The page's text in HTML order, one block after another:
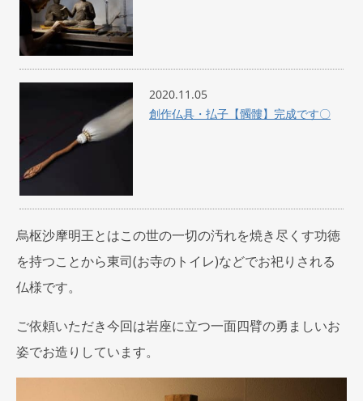
2020.11.05
創作仏具・払子【髑髏】完成です〇
烏枢沙摩明王とはこの世の一切の汚れを焼き尽くす功徳
を持つことから東司(お寺のトイレ)などでお祀りされる
仏様です。
ご依頼いただき今回は岩座に立つ一面四臂の勇ましいお
姿でお造りしています。